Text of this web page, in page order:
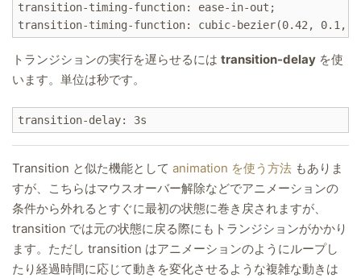
transition-timing-function: ease-in-out;
トランジションの実行を遅らせるには transition-delay を使
います。単位は秒です。
transition-delay: 3s
Transition と似た機能として animation を使う方法 もありま
すが、こちらはマウスオーバー解除などでアニメーションの
条件から外れるとすぐに最初の状態に巻き戻されますが、
transition では元の状態に戻る際にもトランジションがかかり
ます。ただし transition はアニメーションのようにループし
たり経過時間に応じて動きを変化させるような複雑な動きは